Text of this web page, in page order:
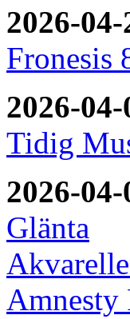
2026-04-
Fronesis
2026-04-
Tidig
2026-04-
Glänta
Amnesty